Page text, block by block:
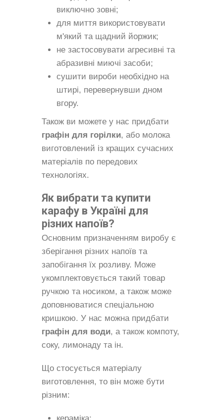
виключно зовні;
для миття використовувати
м'який та щадний йоржик;
не застосовувати агресивні та
абразивні миючі засоби;
сушити вироби необхідно на
штирі, перевернувши дном
вгору.
Також ви можете у нас придбати
графін для горілки, або молока
виготовлений із кращих сучасних
матеріалів по передових
технологіях.
Як вибрати та купити
карафу в Україні для
різних напоїв?
Основним призначенням виробу є
зберігання різних напоїв та
запобігання їх розливу. Може
укомплектовується такий товар
ручкою та носиком, а також може
доповнюватися спеціальною
кришкою. У нас можна придбати
графін для води, а також компоту,
соку, лимонаду та ін.
Що стосується матеріалу
виготовлення, то він може бути
різним:
кераміка;